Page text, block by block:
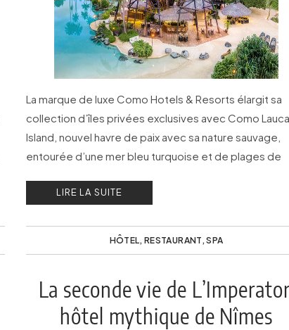
La marque de luxe Como Hotels & Resorts élargit sa
collection d’îles privées exclusives avec Como
Island, nouvel havre de paix avec sa nature sauvage,
entourée d’une mer bleu turquoise et de plages de
LIRE LA SUITE
HÔTEL,RESTAURANT,SPA
La seconde vie de
hôtel mythique de Nîmes